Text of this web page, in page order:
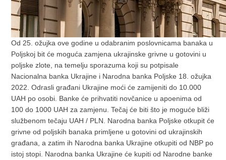
Od 25. ožujka ove godine u odabranim poslovnicama banaka u
Poljskoj bit će moguća zamjena ukrajinske grivne u gotovini u
poljske zlote, na temelju sporazuma koji su potpisale
Nacionalna banka Ukrajine i Narodna banka Poljske 18. ožujka
2022. Odrasli građani Ukrajine moći će zamijeniti do 10.000
UAH po osobi. Banke će prihvatiti novčanice u apoenima od
100 do 1000 UAH za zamjenu. Tečaj će biti što je moguće bliži
službenom tečaju UAH / PLN. Narodna banka Poljske otkupit će
grivne od poljskih banaka primljene u gotovini od ukrajinskih
građana, a zatim ih Narodna banka Ukrajine otkupiti od NBP po
istoj stopi. Narodna banka Ukrajine će kupiti od Narodne banke